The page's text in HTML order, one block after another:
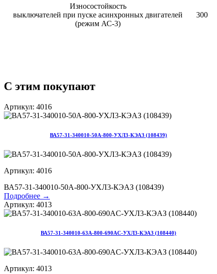
Износостойкость
выключателей при пуске асинхронных двигателей
(режим АС-3)
300
С этим покупают
Артикул: 4016
ВА57-31-340010-50А-800-УХЛ3-КЭАЗ (108439)
Артикул: 4016
ВА57-31-340010-50А-800-УХЛ3-КЭАЗ (108439)
Подробнее →
Артикул: 4013
ВА57-31-340010-63А-800-690AC-УХЛ3-КЭАЗ (108440)
Артикул: 4013